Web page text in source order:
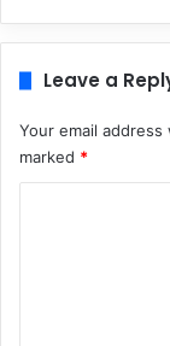
Leave a
Your email
marked *